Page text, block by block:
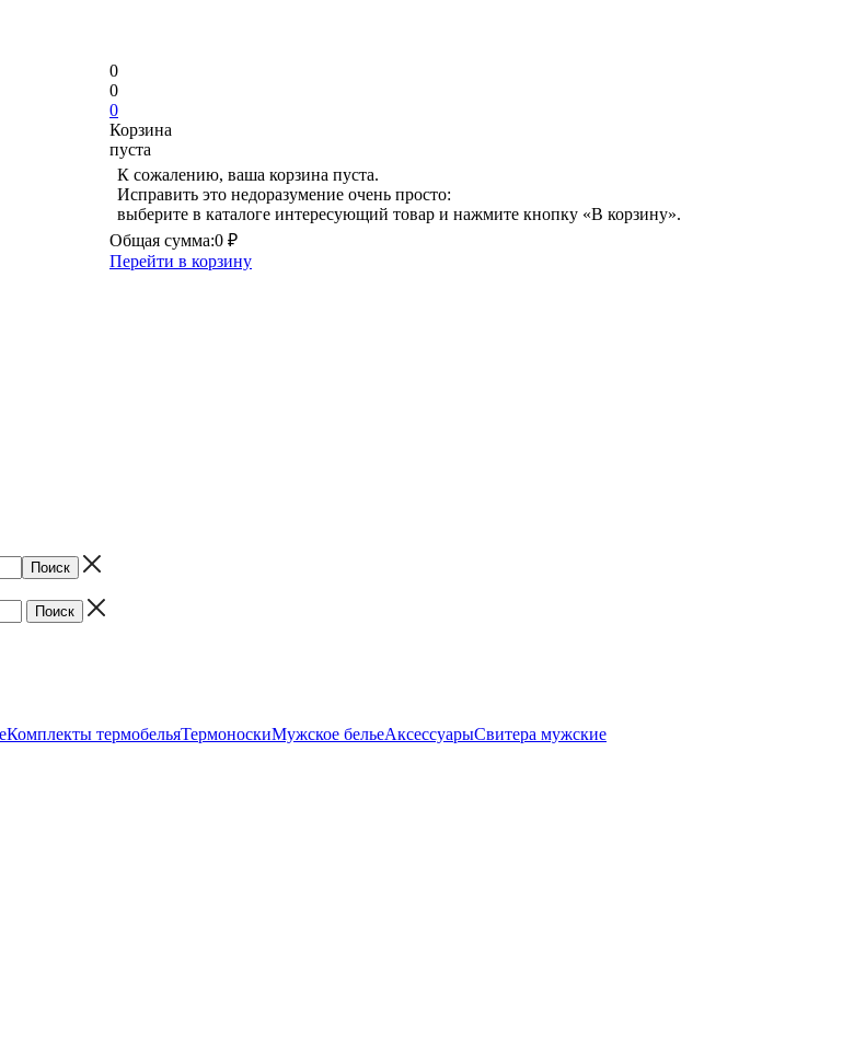
0
0
0
Корзина
пуста
К сожалению, ваша корзина пуста.
Исправить это недоразумение очень просто:
выберите в каталоге интересующий товар и нажмите кнопку «В корзину».
Общая сумма:0 ₽
Перейти в корзину
Комплекты термобельяТермоноскиМужское бельеАксессуарыСвитера мужские